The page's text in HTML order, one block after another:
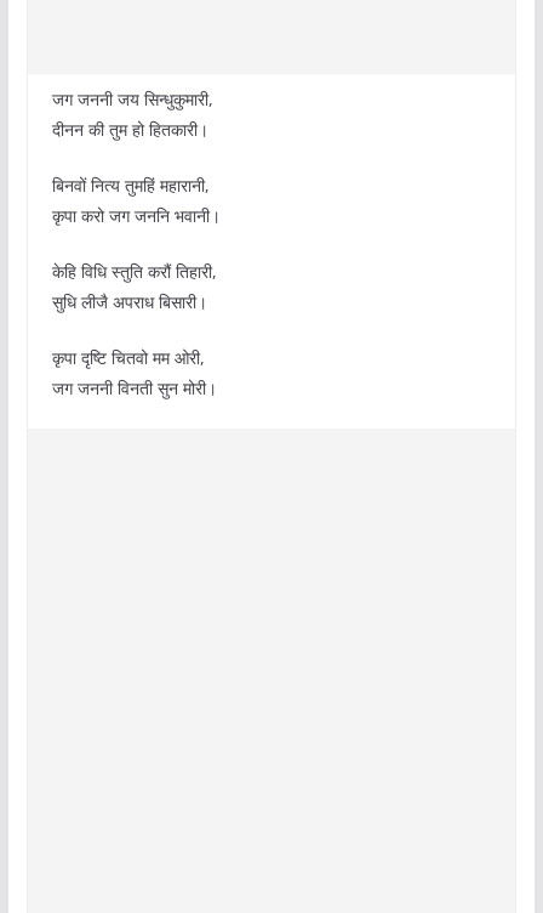
जग जननी जय सिन्धुकुमारी,
दीनन की तुम हो हितकारी।
बिनवों नित्य तुमहिं महारानी,
कृपा करो जग जननि भवानी।
केहि विधि स्तुति करौं तिहारी,
सुधि लीजै अपराध बिसारी।
कृपा दृष्टि चितवो मम ओरी,
जग जननी विनती सुन मोरी।